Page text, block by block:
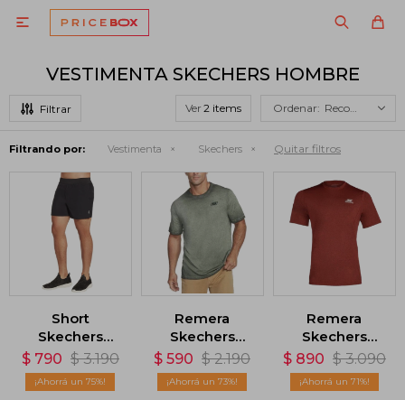

VESTIMENTA SKECHERS HOMBRE
Ver Recomendados
Filtrando por: Vestimenta Skechers Quitar filtros
Short
Skechers
Movement 5 -
Negro
$ 790 $ 3.190
75
Remera
Skechers
Diamond
Wash - Dark
Green
$ 590 $ 2.190
73
Remera
Skechers
Sprint II - Rojo
$ 890 $ 3.090
71